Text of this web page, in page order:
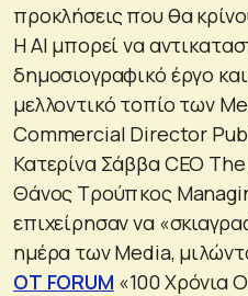
προκλήσεις που θα
Η ΑΙ μπορεί να
δημοσιογραφικό έργο
μελλοντικό τοπίο των
Commercial Director
Κατερίνα Σάββα CEO
Θάνος Τρούπκος
επιχείρησαν να
ημέρα των Media,
ΟΤ FORUM «100 Χρόνια